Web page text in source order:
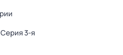
Серия 3-я